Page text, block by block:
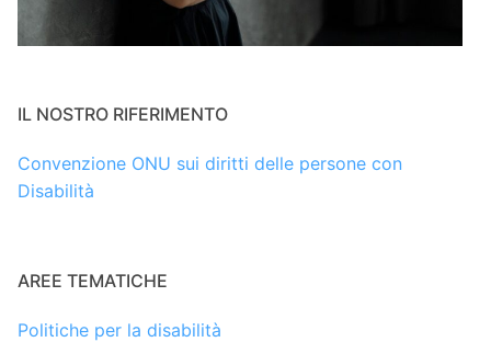
IL NOSTRO RIFERIMENTO
Convenzione ONU sui diritti delle persone con
Disabilità
AREE TEMATICHE
Politiche per la disabilità